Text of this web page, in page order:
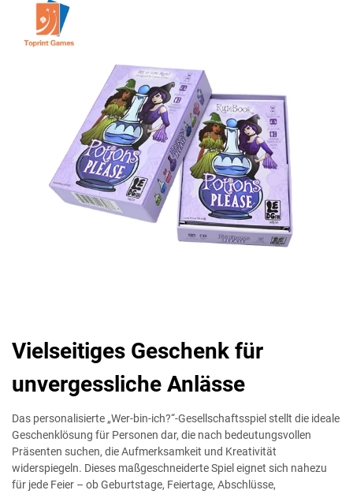
Vielseitiges Geschenk für
unvergessliche Anlässe
Das personalisierte „Wer-bin-ich?“-Gesellschaftsspiel stellt die ideale
Geschenklösung für Personen dar, die nach bedeutungsvollen
Präsenten suchen, die Aufmerksamkeit und Kreativität
widerspiegeln. Dieses maßgeschneiderte Spiel eignet sich nahezu
für jede Feier – ob Geburtstage, Feiertage, Abschlüsse,